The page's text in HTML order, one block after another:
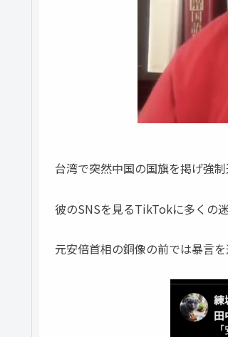
台湾で突然中国の国旗を掲げ強
彼のSNSを見るTikTokに多くの
元安倍首相の銅像の前では暴言を